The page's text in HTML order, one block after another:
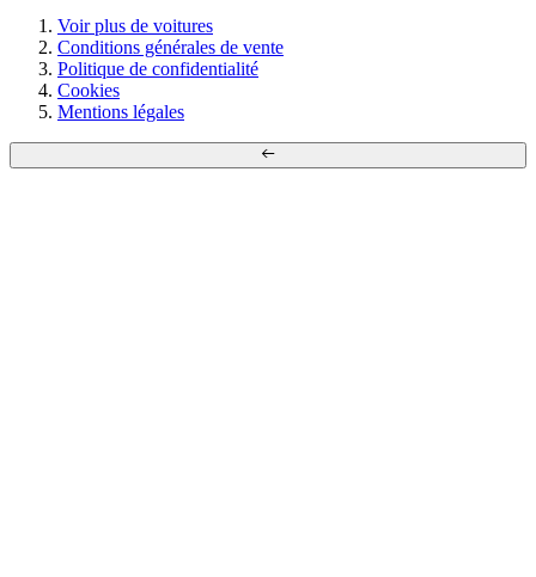
Voir plus de voitures
Conditions générales de vente
Politique de confidentialité
Cookies
Mentions légales